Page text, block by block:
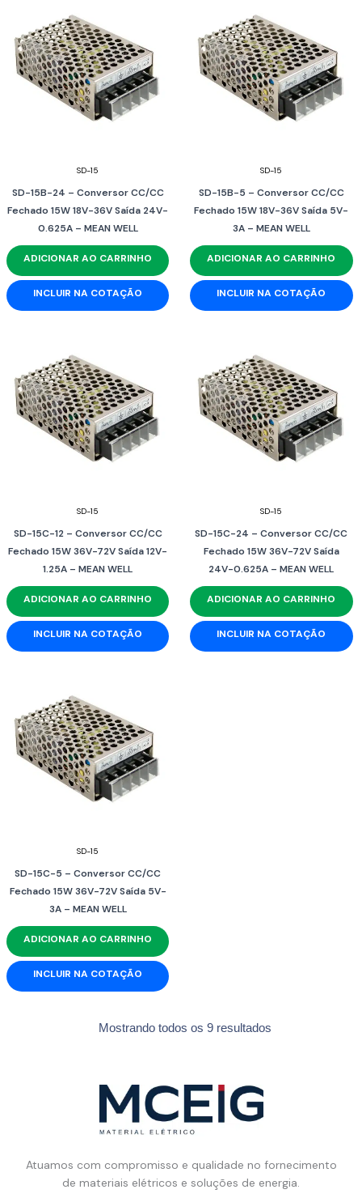
SD-15
SD-15B-24 – Conversor CC/CC
Fechado 15W 18V-36V Saída 24V-
0.625A – MEAN WELL
ADICIONAR AO CARRINHO
INCLUIR NA COTAÇÃO
SD-15
SD-15B-5 – Conversor CC/CC
Fechado 15W 18V-36V Saída 5V-
3A – MEAN WELL
ADICIONAR AO CARRINHO
INCLUIR NA COTAÇÃO
SD-15
SD-15C-12 – Conversor CC/CC
Fechado 15W 36V-72V Saída 12V-
1.25A – MEAN WELL
ADICIONAR AO CARRINHO
INCLUIR NA COTAÇÃO
SD-15
SD-15C-24 – Conversor CC/CC
Fechado 15W 36V-72V Saída
24V-0.625A – MEAN WELL
ADICIONAR AO CARRINHO
INCLUIR NA COTAÇÃO
SD-15
SD-15C-5 – Conversor CC/CC
Fechado 15W 36V-72V Saída 5V-
3A – MEAN WELL
ADICIONAR AO CARRINHO
INCLUIR NA COTAÇÃO
Mostrando todos os 9 resultados
Atuamos com compromisso e qualidade no fornecimento
de materiais elétricos e soluções de energia.